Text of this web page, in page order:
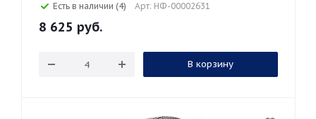
Есть в наличии (4) Арт: НФ-00002631
8 625 руб.
В корзину